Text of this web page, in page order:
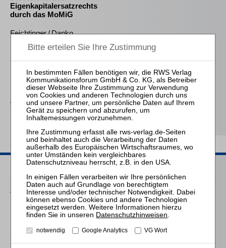
Eigenkapitalersatzrechts
durch das MoMiG
Feichtinger / Danko
Die Anhörung des
Kündigung
Die Verwirkung der
Vergütung des
Insolvenzverwalters
Passende Seminare
25.08.2026
Praktiker-Webinar Vom Listenplatz zur Zulassung – Das neue
Berufsrecht der Insolvenzverwalter
16.09.2026
Mitarbeiter-Webinar Herausforderungen und Praxistipps bei
Datenschutzhinweisen
notwendig Google Analytics VG Wort